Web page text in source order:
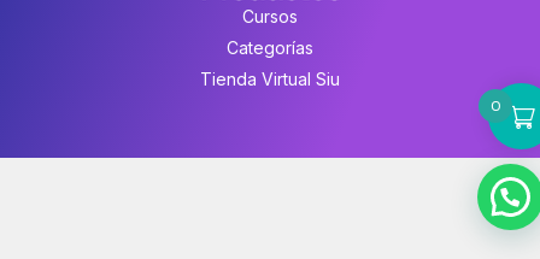
Cursos
Categorías
Tienda Virtual Siu
0